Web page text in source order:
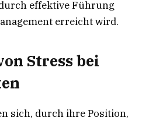
effektive Führung
erreicht wird.
Stress bei
sich, durch ihre Position,